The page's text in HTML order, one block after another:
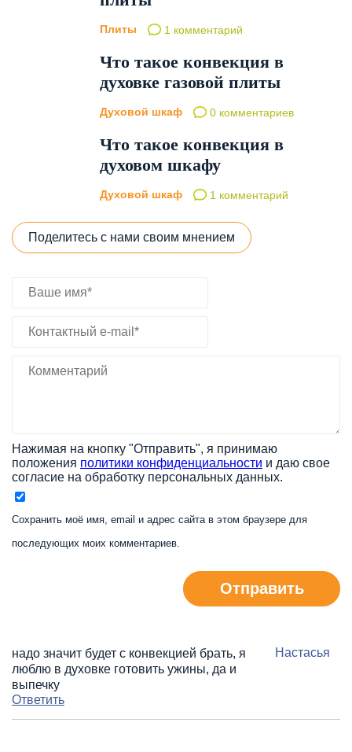
Плиты 1 комментарий
Что такое конвекция в
духовке газовой плиты
Духовой шкаф 0 комментариев
Что такое конвекция в
духовом шкафу
Духовой шкаф 1 комментарий
Поделитесь с нами своим мнением
Нажимая на кнопку "Отправить", я принимаю
положения политики конфиденциальности и даю свое
согласие на обработку персональных данных.
Сохранить моё имя, email и адрес сайта в этом браузере для
последующих моих комментариев.
Отправить
надо значит будет с конвекцией брать, я
люблю в духовке готовить ужины, да и
выпечку
Настасья
Ответить